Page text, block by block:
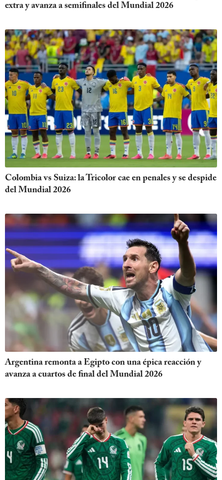
extra y avanza a semifinales del Mundial 2026
Colombia vs Suiza: la Tricolor cae en penales y se despide
del Mundial 2026
Argentina remonta a Egipto con una épica reacción y
avanza a cuartos de final del Mundial 2026